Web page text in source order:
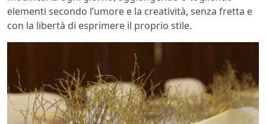
elementi secondo l’umore e la creatività, senza fretta e
con la libertà di esprimere il proprio stile.